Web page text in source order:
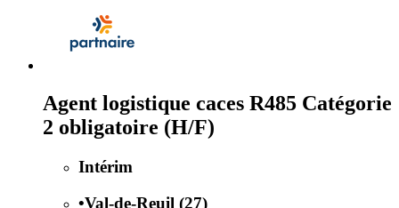
Agent logistique caces R485 Catégorie
2 obligatoire (H/F)
Intérim
•Val-de-Reuil (27)